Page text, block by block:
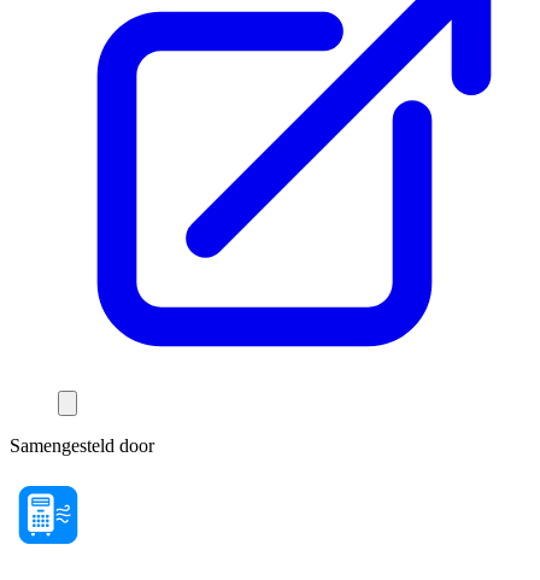
Samengesteld door